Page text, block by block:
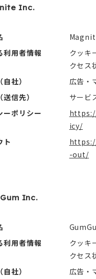
Inc.
利用者情報
クッキ
クセス
社）
広告・
信先）
サービ
ーポリシー
icy/
ト
-out/
Inc.
利用者情報
クッキ
クセス
社）
広告・